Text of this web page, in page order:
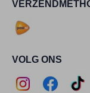
VOLG ONS